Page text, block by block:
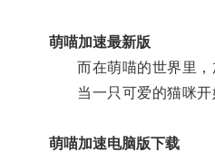
萌喵加速最新版
而在萌喵的世界里，
当一只可爱的猫咪开
萌喵加速电脑版下载